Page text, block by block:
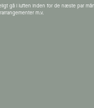
gå i luften inden for de næste par
m.v.